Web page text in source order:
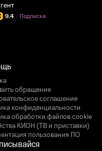
9.4 Подписка
·
обращение
соглашение
конфиденциальности
обработки файлов cookie
КИОН (ТВ и приставки)
пользования ПО